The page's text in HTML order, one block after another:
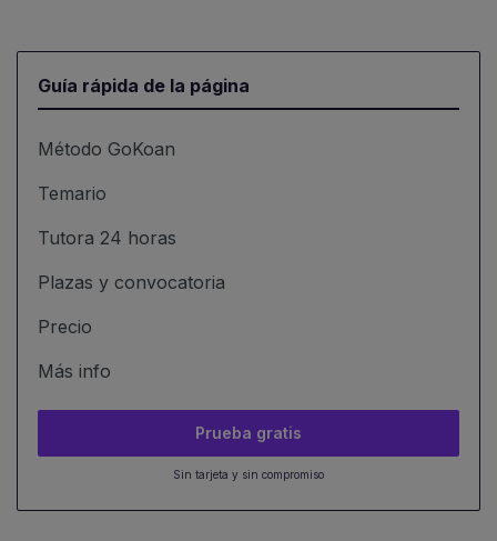
Guía rápida de la página
Método GoKoan
Temario
Tutora 24 horas
Plazas y convocatoria
Precio
Más info
Prueba gratis
Sin tarjeta y sin compromiso